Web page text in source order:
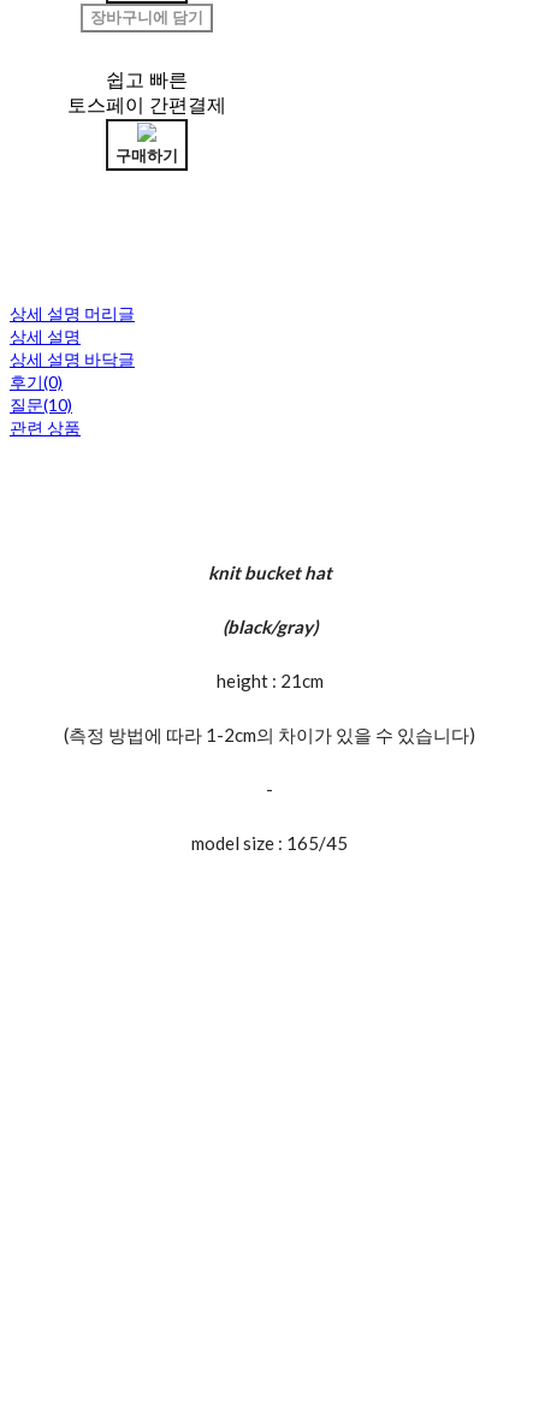
장바구니에 담기
쉽고 빠른
토스페이 간편결제
구매하기
상세 설명 머리글
상세 설명
상세 설명 바닥글
후기(0)
질문(10)
관련 상품
knit bucket hat
(black/gray)
height : 21cm
(측정 방법에 따라 1-2cm의 차이가 있을 수 있습니다)
-
model size : 165/45